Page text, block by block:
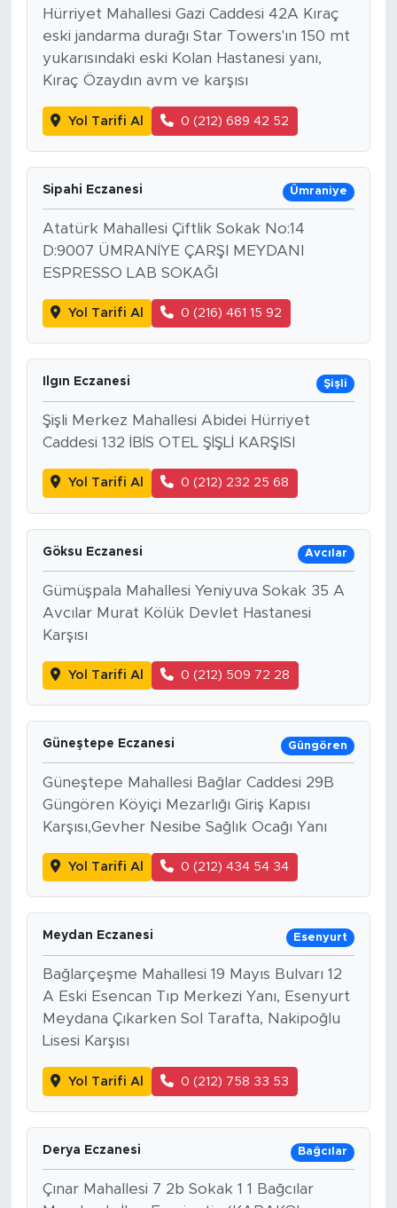
Hürriyet Mahallesi Gazi Caddesi 42A Kıraç
eski jandarma durağı Star Towers'ın 150 mt
yukarısındaki eski Kolan Hastanesi yanı,
Kıraç Özaydın avm ve karşısı
Yol Tarifi Al 0 (212) 689 42 52
Sipahi Eczanesi Ümraniye
Atatürk Mahallesi Çiftlik Sokak No:14
D:9007 ÜMRANİYE ÇARŞI MEYDANI
ESPRESSO LAB SOKAĞI
Yol Tarifi Al 0 (216) 461 15 92
Ilgın Eczanesi Şişli
Şişli Merkez Mahallesi Abidei Hürriyet
Caddesi 132 İBİS OTEL ŞİŞLİ KARŞISI
Yol Tarifi Al 0 (212) 232 25 68
Göksu Eczanesi Avcılar
Gümüşpala Mahallesi Yeniyuva Sokak 35 A
Avcılar Murat Kölük Devlet Hastanesi
Karşısı
Yol Tarifi Al 0 (212) 509 72 28
Güneştepe Eczanesi Güngören
Güneştepe Mahallesi Bağlar Caddesi 29B
Güngören Köyiçi Mezarlığı Giriş Kapısı
Karşısı,Gevher Nesibe Sağlık Ocağı Yanı
Yol Tarifi Al 0 (212) 434 54 34
Meydan Eczanesi Esenyurt
Bağlarçeşme Mahallesi 19 Mayıs Bulvarı 12
A Eski Esencan Tıp Merkezi Yanı, Esenyurt
Meydana Çıkarken Sol Tarafta, Nakipoğlu
Lisesi Karşısı
Yol Tarifi Al 0 (212) 758 33 53
Derya Eczanesi Bağcılar
Çınar Mahallesi 7 2b Sokak 1 1 Bağcılar